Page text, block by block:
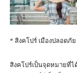
* สิงคโปร์ เมืองปลอดภั
สิงคโปร์เป็นจุดหมายที่